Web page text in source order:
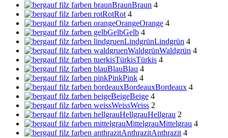
BraunBraun 4
RotRot 4
OrangeOrange 4
GelbGelb 4
LindgrünLindgrün 4
WaldgrünWaldgrün 4
TürkisTürkis 4
BlauBlau 4
PinkPink 4
BordeauxBordeaux 4
BeigeBeige 4
WeissWeiss 2
HellgrauHellgrau 2
MittelgrauMittelgrau 4
AnthrazitAnthrazit 4